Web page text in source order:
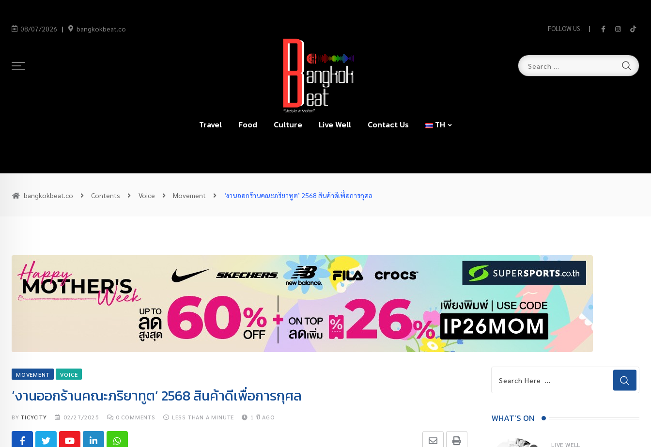
08/07/2026 bangkokbeat.co FOLLOW US :
Travel Food Culture Live Well Contact Us TH
bangkokbeat.co Contents Voice Movement ‘งานออกร้านคณะภริยาทูต’ 2568 สินค้าดีเพื่อการกุศล
MOVEMENT VOICE
‘งานออกร้านคณะภริยาทูต’ 2568 สินค้าดีเพื่อการกุศล
BYTICYCITY 02/27/2025 0 COMMENTS LESS THAN A MINUTE 1 ปี AGO WHAT’S ON
LIVE WELL